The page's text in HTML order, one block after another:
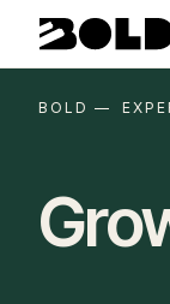
BOLD —